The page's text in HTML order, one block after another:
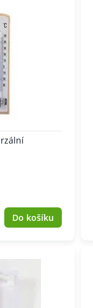
Do košíku